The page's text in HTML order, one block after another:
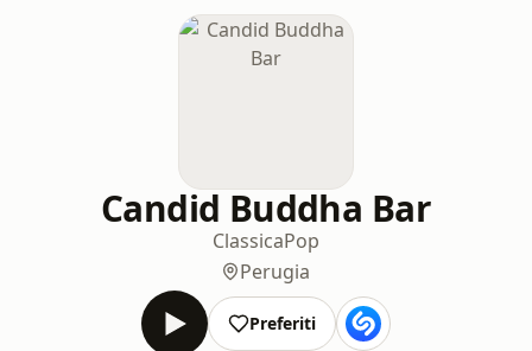
Candid Buddha Bar
ClassicaPop
Perugia
Preferiti